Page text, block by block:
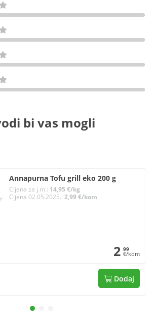
bi vas mogli
Annapurna Tofu grill eko 200 g
Cijena za j.m.: 14,95 €/kg
Cijena 02.05.2025.:2,99 €/kom
2 99
€/kom
Dodaj